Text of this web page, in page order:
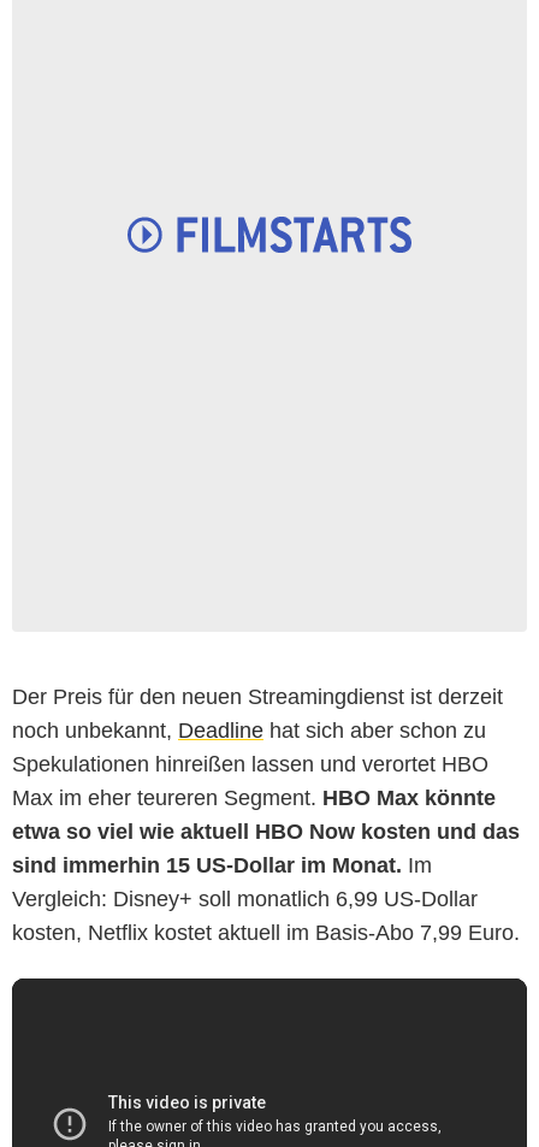
Der Preis für den neuen Streamingdienst ist derzeit
noch unbekannt, Deadline hat sich aber schon zu
Spekulationen hinreißen lassen und verortet HBO
Max im eher teureren Segment. HBO Max könnte
etwa so viel wie aktuell HBO Now kosten und das
sind immerhin 15 US-Dollar im Monat. Im
Vergleich: Disney+ soll monatlich 6,99 US-Dollar
kosten, Netflix kostet aktuell im Basis-Abo 7,99 Euro.